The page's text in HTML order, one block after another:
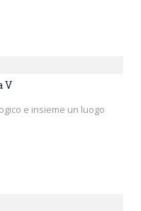
V
e insieme un luogo